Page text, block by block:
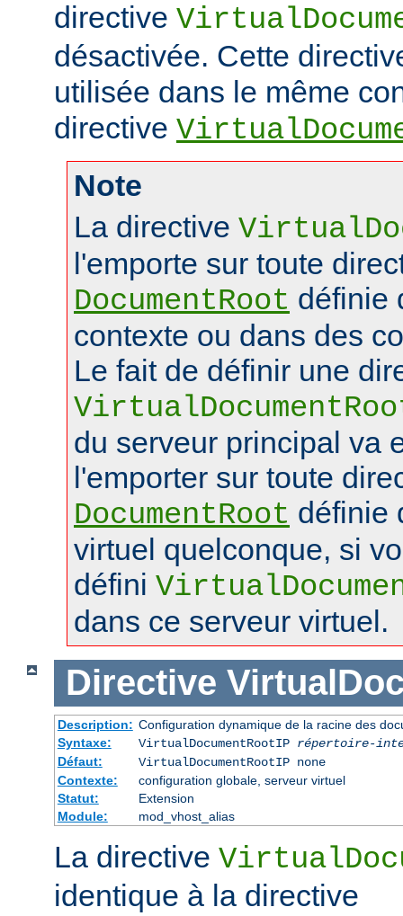
directive
désactivée. Cette
utilisée dans le même
directive
Note
La directive
l'emporte sur toute
DocumentRoot définie
contexte ou dans des
Le fait de définir une
du serveur principal va
l'emporter sur toute
DocumentRoot définie
virtuel quelconque, si
défini
dans ce serveur virtuel.
Directive
Description: Configuration dynamique de la racine des
Syntaxe:
VirtualDocumentRootIP répertoire-
Défaut:
VirtualDocumentRootIP none
Contexte:
configuration globale, serveur virtuel
Statut:
Extension
Module:
mod_vhost_alias
La directive
identique à la directive